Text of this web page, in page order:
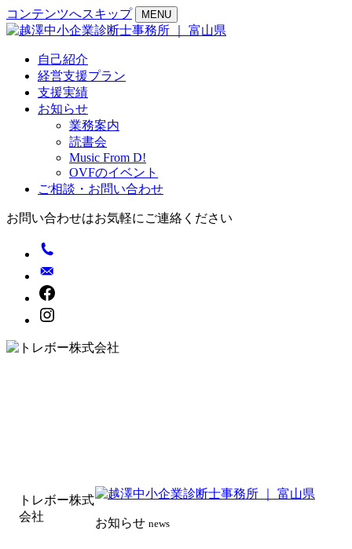
コンテンツへスキップ MENU
自己紹介
経営支援プラン
支援実績
お知らせ
業務案内
読書会
Music From D!
OVFのイベント
ご相談・お問い合わせ
お問い合わせはお気軽にご連絡ください
トレボー株式
会社
お知らせ news